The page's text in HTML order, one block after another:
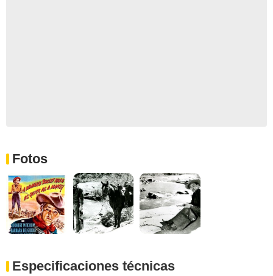
Fotos
Especificaciones técnicas